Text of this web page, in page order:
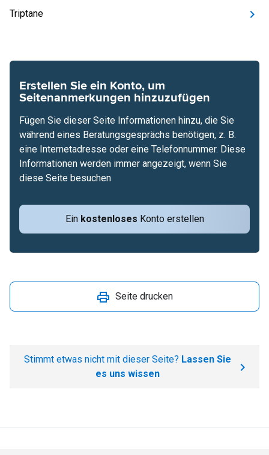
Triptane
Erstellen Sie ein Konto, um
Seitenanmerkungen hinzuzufügen
Ein kostenloses Konto erstellen
Fügen Sie dieser Seite Informationen hinzu, die Sie
während eines Beratungsgesprächs benötigen, z. B.
eine Internetadresse oder eine Telefonnummer. Diese
Informationen werden immer angezeigt, wenn Sie
diese Seite besuchen
Seite drucken
Stimmt etwas nicht mit dieser Seite? Lassen Sie
es uns wissen